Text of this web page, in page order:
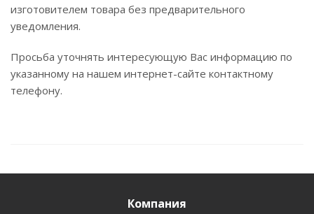
изготовителем товара без предварительного
уведомления.
Просьба уточнять интересующую Вас информацию по
указанному на нашем интернет-сайте контактному
телефону.
Компания